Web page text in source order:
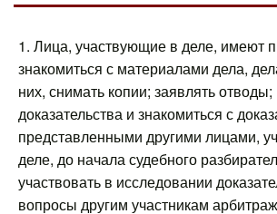
1. Лица, участвующие в деле, имеют
знакомиться с материалами дела,
них, снимать копии; заявлять
доказательства и знакомиться с
представленными другими лицами,
деле, до начала судебного
участвовать в исследовании
вопросы другим участникам